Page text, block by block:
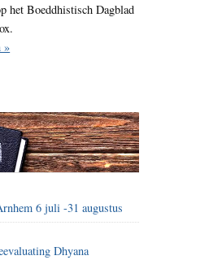
het Boeddhistisch Dagblad
»
6 juli -31 augustus
Dhyana